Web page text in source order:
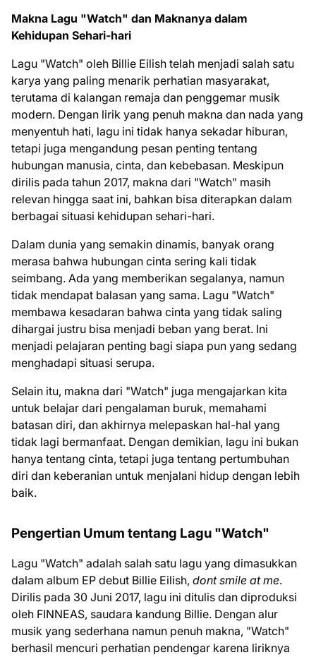
Makna Lagu "Watch" dan Maknanya dalam
Kehidupan Sehari-hari
Lagu "Watch" oleh Billie Eilish telah menjadi salah satu
karya yang paling menarik perhatian masyarakat,
terutama di kalangan remaja dan penggemar musik
modern. Dengan lirik yang penuh makna dan nada yang
menyentuh hati, lagu ini tidak hanya sekadar hiburan,
tetapi juga mengandung pesan penting tentang
hubungan manusia, cinta, dan kebebasan. Meskipun
dirilis pada tahun 2017, makna dari "Watch" masih
relevan hingga saat ini, bahkan bisa diterapkan dalam
berbagai situasi kehidupan sehari-hari.
Dalam dunia yang semakin dinamis, banyak orang
merasa bahwa hubungan cinta sering kali tidak
seimbang. Ada yang memberikan segalanya, namun
tidak mendapat balasan yang sama. Lagu "Watch"
membawa kesadaran bahwa cinta yang tidak saling
dihargai justru bisa menjadi beban yang berat. Ini
menjadi pelajaran penting bagi siapa pun yang sedang
menghadapi situasi serupa.
Selain itu, makna dari "Watch" juga mengajarkan kita
untuk belajar dari pengalaman buruk, memahami
batasan diri, dan akhirnya melepaskan hal-hal yang
tidak lagi bermanfaat. Dengan demikian, lagu ini bukan
hanya tentang cinta, tetapi juga tentang pertumbuhan
diri dan keberanian untuk menjalani hidup dengan lebih
baik.
Pengertian Umum tentang Lagu "Watch"
Lagu "Watch" adalah salah satu lagu yang dimasukkan
dalam album EP debut Billie Eilish, dont smile at me.
Dirilis pada 30 Juni 2017, lagu ini ditulis dan diproduksi
oleh FINNEAS, saudara kandung Billie. Dengan alur
musik yang sederhana namun penuh makna, "Watch"
berhasil mencuri perhatian pendengar karena liriknya